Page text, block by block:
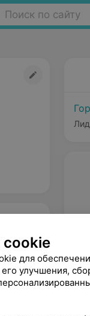
Поиск по сайту
cookie
для
его улучшения,